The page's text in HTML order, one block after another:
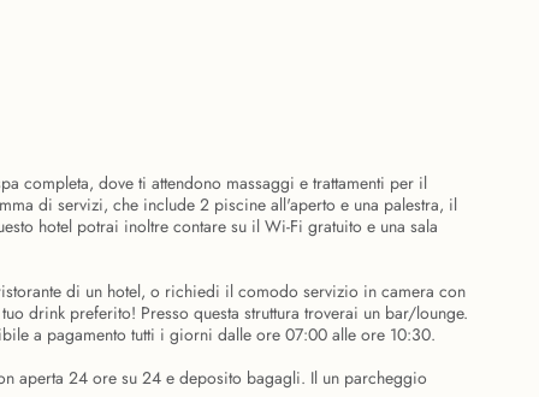
completa, dove ti attendono massaggi e trattamenti per il
di servizi, che include 2 piscine all'aperto e una palestra, il
hotel potrai inoltre contare su il Wi-Fi gratuito e una sala
di un hotel, o richiedi il comodo servizio in camera con
drink preferito! Presso questa struttura troverai un bar/lounge.
a pagamento tutti i giorni dalle ore 07:00 alle ore 10:30.
aperta 24 ore su 24 e deposito bagagli. Il un parcheggio